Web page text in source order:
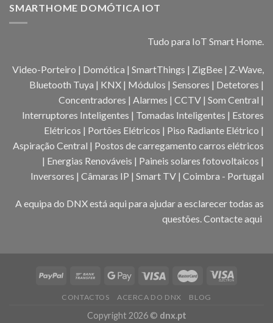
SMARTHOME DOMÓTICA IOT
Tudo para IoT Smart Home.
Video-Porteiro | Domótica | SmartThings | ZigBee | Z-Wave,
Bluetooth Tuya | KNX | Módulos | Sensores | Detetores |
Concentradores | Alarmes | CCTV | Som Central |
Interruptores Inteligentes | Tomadas Inteligentes | Estores
Elétricos | Portões Elétricos | Piso Radiante Elétrico |
Aspiração Central | Postos de carregamento carros elétricos
| Energias Renováveis | Paineis solares fotovoltaicos |
Inversores | Câmaras IP | Smart TV | Coimbra - Portugal
A equipa do DNX está aqui para ajudar a esclarecer todas as
questões.Contacte aqui
CONTACTOS ACERCA DO DNX BLOG
Copyright 2026 © dnx.pt